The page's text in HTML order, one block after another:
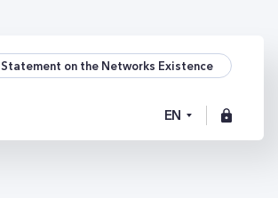
Statement on the Networks Existence
EN